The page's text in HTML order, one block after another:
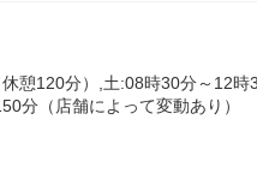
憩120分）,土:08時30分～12時
分（店舗によって変動あり）